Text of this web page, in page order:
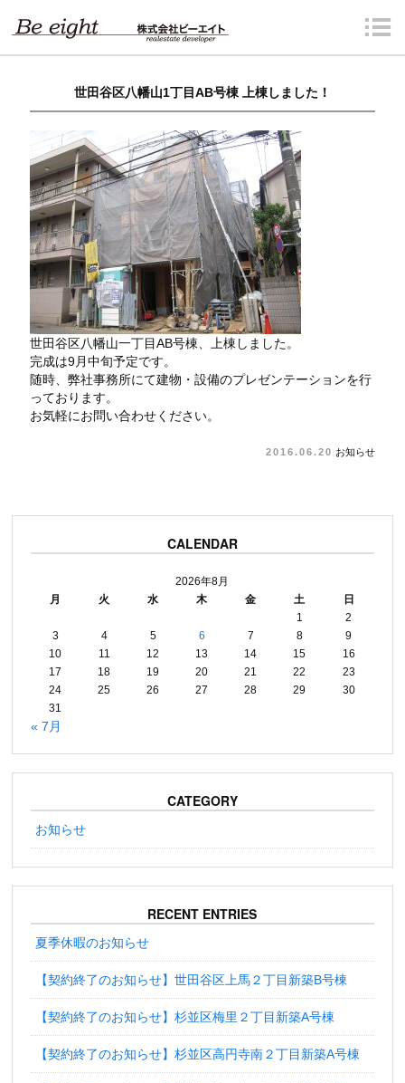
世田谷区八幡山1丁目AB号棟 上棟しました！
世田谷区八幡山一丁目AB号棟、上棟しました。
完成は9月中旬予定です。
随時、弊社事務所にて建物・設備のプレゼンテーションを行
っております。
お気軽にお問い合わせください。
2016.06.20 お知らせ
CALENDAR
2026年8月
月
火 水 木 金 土
日
1
2
3
4 5 6 7 8
9
10
11 12 13 14 15
16
17
18 19 20 21 22
23
24
25 26 27 28 29
30
31
« 7月
CATEGORY
お知らせ
RECENT ENTRIES
夏季休暇のお知らせ
【契約終了のお知らせ】世田谷区上馬２丁目新築B号棟
【契約終了のお知らせ】杉並区梅里２丁目新築A号棟
【契約終了のお知らせ】杉並区高円寺南２丁目新築A号棟